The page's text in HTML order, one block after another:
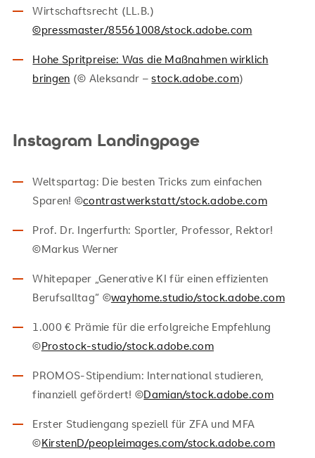
Wirtschaftsrecht (LL.B.)
©pressmaster/85561008/stock.adobe.com
Hohe Spritpreise: Was die Maßnahmen wirklich
bringen (© Aleksandr –stock.adobe.com)
Instagram Landingpage
Weltspartag: Die besten Tricks zum einfachen
Sparen! ©contrastwerkstatt/stock.adobe.com
Prof. Dr. Ingerfurth: Sportler, Professor, Rektor!
©Markus Werner
Whitepaper „Generative KI für einen effizienten
Berufsalltag“ ©wayhome.studio/stock.adobe.com
1.000 € Prämie für die erfolgreiche Empfehlung
©Prostock-studio/stock.adobe.com
PROMOS-Stipendium: International studieren,
finanziell gefördert! ©Damian/stock.adobe.com
Erster Studiengang speziell für ZFA und MFA
©KirstenD/peopleimages.com/stock.adobe.com